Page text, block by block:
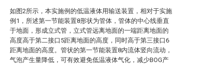
如图2所示，本实施例的低温液体用输送装置，相对于实施
例1，所述第一节能装置8形状为管体，管体的中心线垂直
于地面，形成立式管，立式管远离地面的一端距离地面的
高度高于第二接口5距离地面的高度，同时高于第三接口6
距离地面的高度。管状的第一节能装置8内流体竖向流动，
气泡产生量降低，可有效避免低温液体气化，减少BOG产